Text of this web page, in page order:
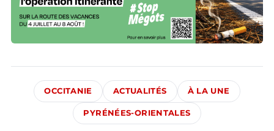
OCCITANIE ACTUALITÉS À LA UNE
PYRÉNÉES-ORIENTALES